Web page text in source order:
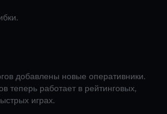
добавлены новые оперативники.
теперь работает в рейтинговых,
играх.